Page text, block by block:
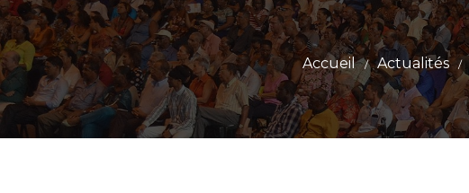
Accueil / Actualités /